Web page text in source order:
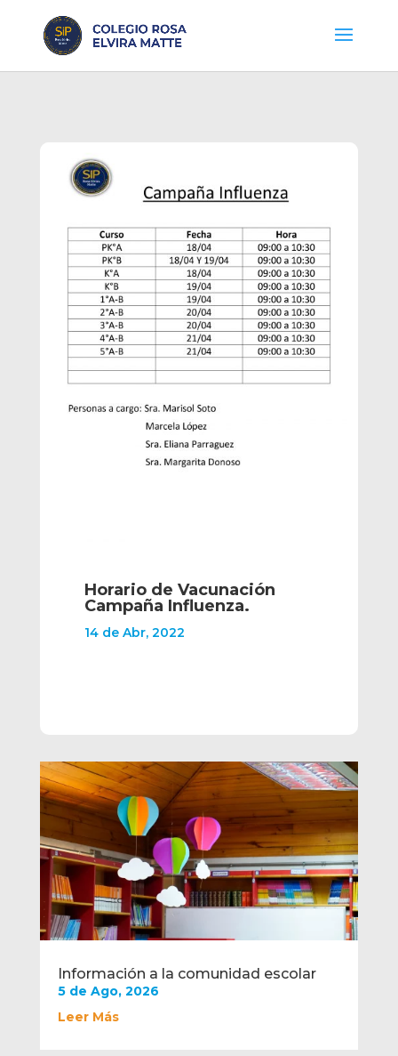
Información a la comunidad escolar
5 de Ago, 2026
Leer Más
Horario de Vacunación
Campaña Influenza.
14 de Abr, 2022